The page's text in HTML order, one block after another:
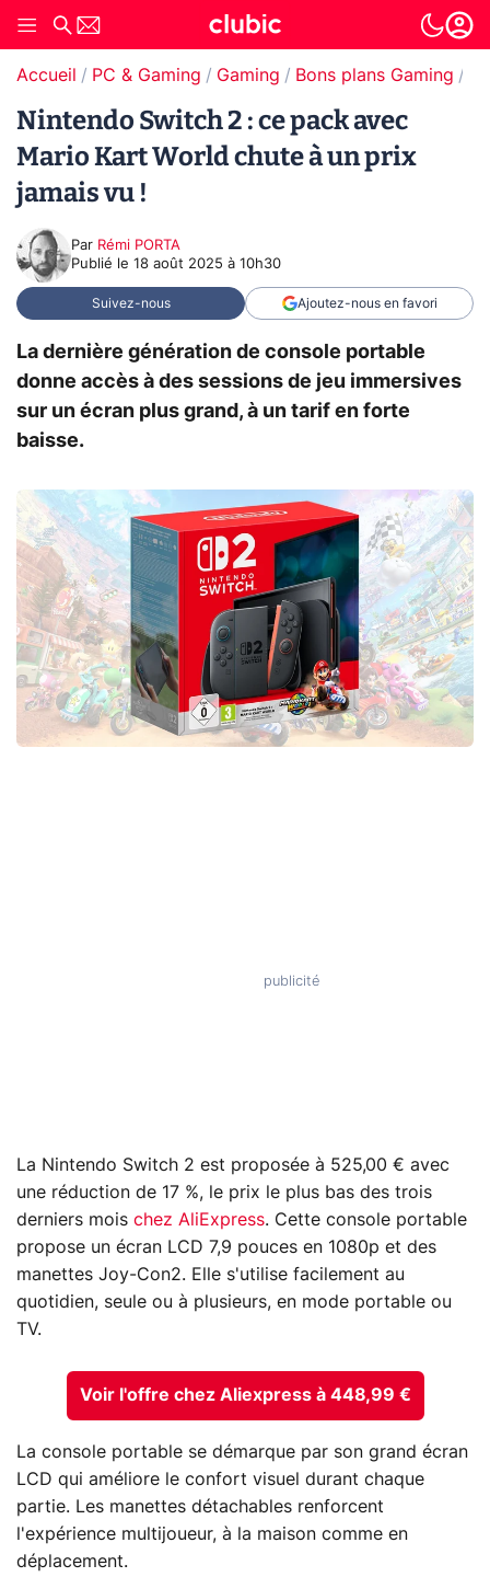
Accueil PC & Gaming Gaming Bons plans Gaming
Nintendo Switch 2 : ce pack avec
Mario Kart World chute à un prix
jamais vu !
Par Rémi PORTA
Publié le 18 août 2025 à 10h30
Suivez-nous Ajoutez-nous en favori
La dernière génération de console portable
donne accès à des sessions de jeu immersives
sur un écran plus grand, à un tarif en forte
baisse.
La Nintendo Switch 2 est proposée à 525,00 € avec
une réduction de 17 %, le prix le plus bas des trois
derniers mois chez AliExpress. Cette console portable
propose un écran LCD 7,9 pouces en 1080p et des
manettes Joy-Con2. Elle s'utilise facilement au
quotidien, seule ou à plusieurs, en mode portable ou
TV.
Voir l'offre chez Aliexpress à 448,99 €
La console portable se démarque par son grand écran
LCD qui améliore le confort visuel durant chaque
partie. Les manettes détachables renforcent
l'expérience multijoueur, à la maison comme en
déplacement.